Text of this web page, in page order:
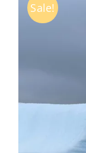
Sale!